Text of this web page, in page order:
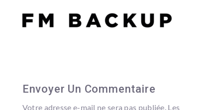
Envoyer Un Commentaire
Votre adresse e-mail ne sera pas publiée. Les